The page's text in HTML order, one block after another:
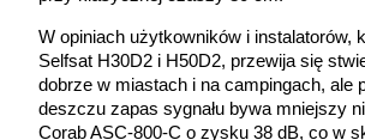
W opiniach użytkowników i instalatorów,
Selfsat H30D2 i H50D2, przewija się
dobrze w miastach i na campingach, ale
deszczu zapas sygnału bywa mniejszy
Corab ASC-800-C o zysku 38 dB, co w